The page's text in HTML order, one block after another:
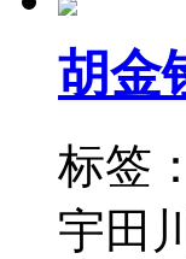
胡金
标签：
宇田